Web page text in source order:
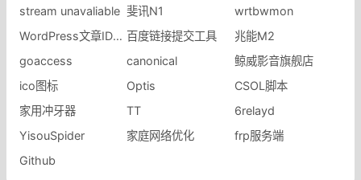
stream unavaliable 斐讯N1
wrtbwmon
WordPress文章ID不连续 百度链接提交工具
兆能M2
goaccess
canonical
鲸威影音旗舰店
ico图标
Optis
CSOL脚本
家用冲牙器
TT
6relayd
YisouSpider
家庭网络优化
frp服务端
Github